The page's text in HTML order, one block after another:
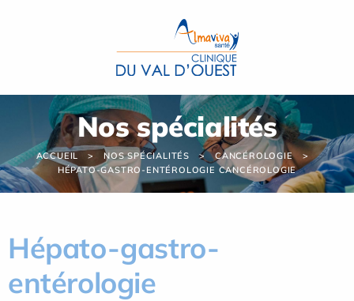
Nos spécialités
ACCUEIL NOS SPÉCIALITÉS
CANCÉROLOGIE
HÉPATO-GASTRO-ENTÉROLOGIE CANCÉROLOGIE
Hépato-gastro-
entérologie